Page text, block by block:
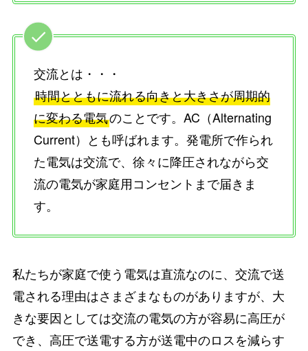
交流とは・・・
時間とともに流れる向きと大きさが周期的
に変わる電気のことです。AC（Alternating
Current）とも呼ばれます。発電所で作られ
た電気は交流で、徐々に降圧されながら交
流の電気が家庭用コンセントまで届きま
す。
私たちが家庭で使う電気は直流なのに、交流で送
電される理由はさまざまなものがありますが、大
きな要因としては交流の電気の方が容易に高圧が
でき、高圧で送電する方が送電中のロスを減らす